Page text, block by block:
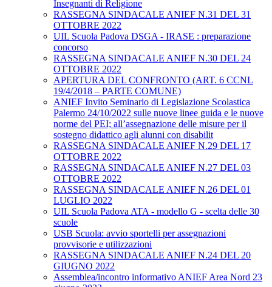
Insegnanti di Religione
RASSEGNA SINDACALE ANIEF N.31 DEL 31
OTTOBRE 2022
UIL Scuola Padova DSGA - IRASE : preparazione
concorso
RASSEGNA SINDACALE ANIEF N.30 DEL 24
OTTOBRE 2022
APERTURA DEL CONFRONTO (ART. 6 CCNL
19/4/2018 – PARTE COMUNE)
ANIEF Invito Seminario di Legislazione Scolastica
Palermo 24/10/2022 sulle nuove linee guida e le nuove
norme del PEI; all’assegnazione delle misure per il
sostegno didattico agli alunni con disabilit
RASSEGNA SINDACALE ANIEF N.29 DEL 17
OTTOBRE 2022
RASSEGNA SINDACALE ANIEF N.27 DEL 03
OTTOBRE 2022
RASSEGNA SINDACALE ANIEF N.26 DEL 01
LUGLIO 2022
UIL Scuola Padova ATA - modello G - scelta delle 30
scuole
USB Scuola: avvio sportelli per assegnazioni
provvisorie e utilizzazioni
RASSEGNA SINDACALE ANIEF N.24 DEL 20
GIUGNO 2022
Assemblea/incontro informativo ANIEF Area Nord 23